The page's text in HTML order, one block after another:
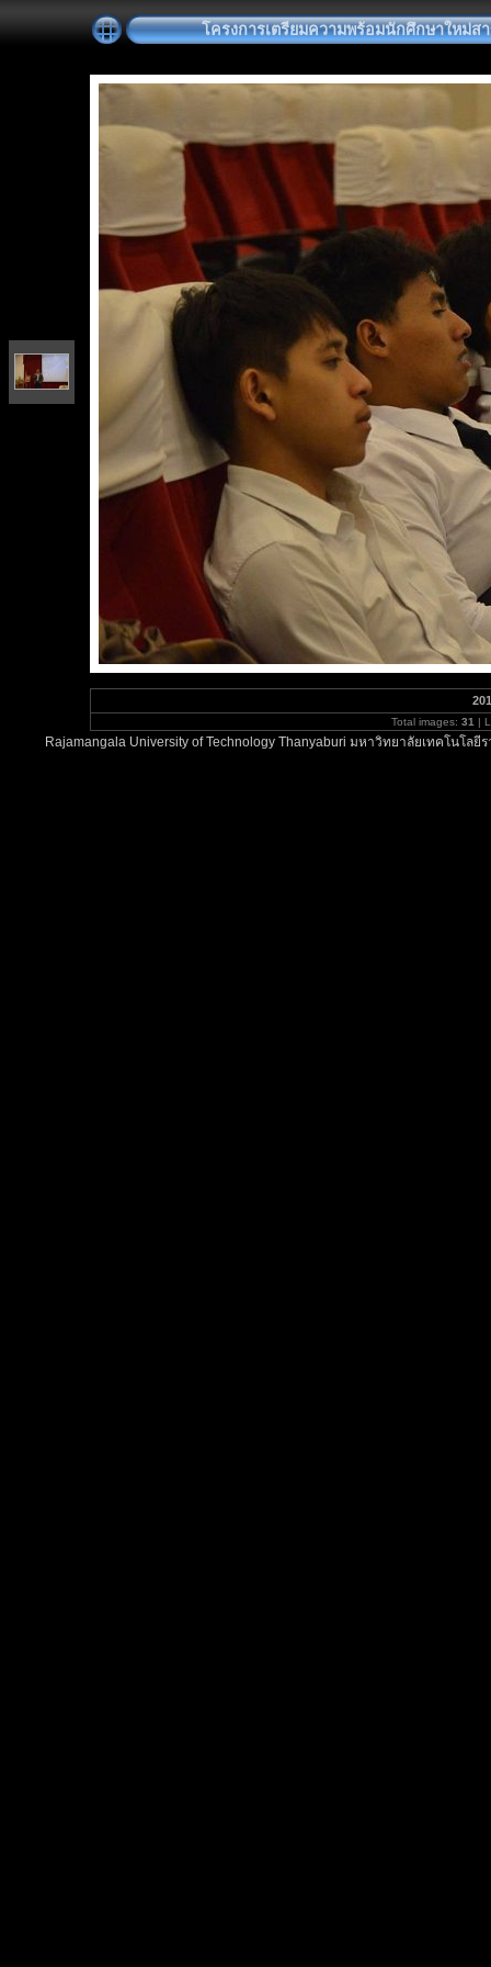
โครงการเตรียมความพร้อมนักศึกษาใหม่ส
Total images: 31 |
Rajamangala University of Technology Thanyaburi มหาวิทยาลัยเทคโนโ